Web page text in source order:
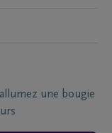
une bougie